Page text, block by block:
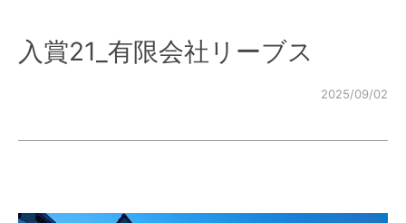
入賞21_有限会社リーブス
2025/09/02